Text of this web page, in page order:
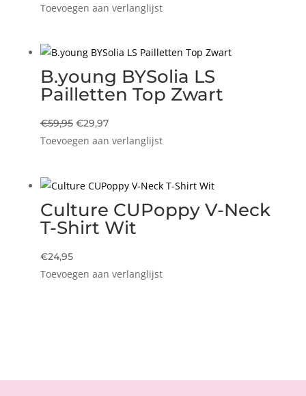
prijs
prijs
Toevoegen aan verlanglijst
B.young BYSolia LS
Pailletten Top Zwart
€59,95 Oorspronkelijke
prijs
€29,97Huidige
prijs
Toevoegen aan verlanglijst
Culture CUPoppy V-Neck
T-Shirt Wit
€24,95
Toevoegen aan verlanglijst